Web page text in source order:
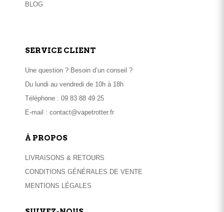
BLOG
SERVICE CLIENT
Une question ? Besoin d’un conseil ?
Du lundi au vendredi de 10h à 18h
Téléphone : 09 83 88 49 25
E-mail : contact@vapetrotter.fr
À PROPOS
LIVRAISONS & RETOURS
CONDITIONS GÉNÉRALES DE VENTE
MENTIONS LÉGALES